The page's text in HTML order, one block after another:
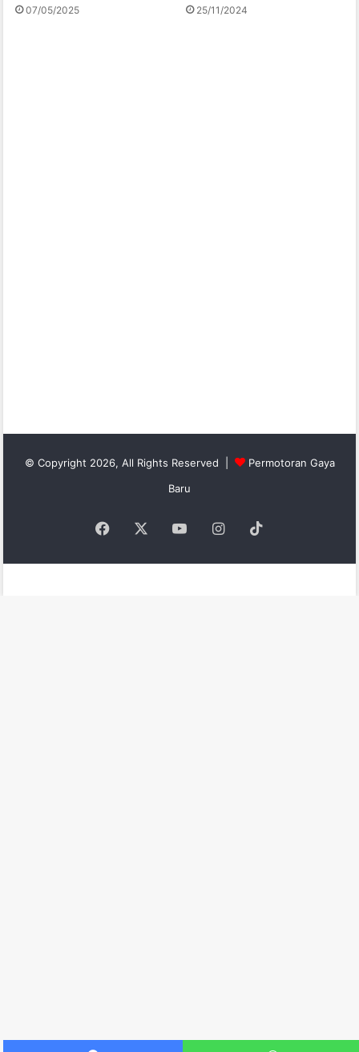
07/05/2025 25/11/2024
© Copyright 2026, All Rights Reserved |
Permotoran Gaya
Baru
Facebook YouTubeInstagram